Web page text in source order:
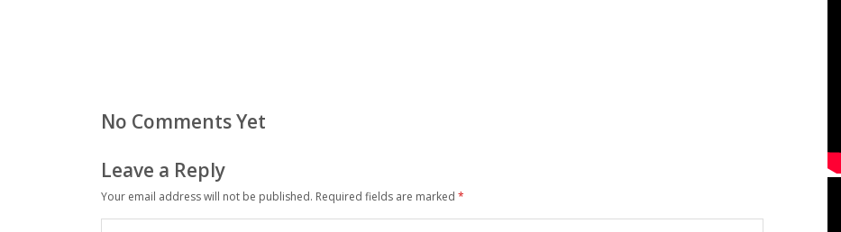
No Comments Yet
Leave a Reply
Your email address will not be published. Required fields are marked *